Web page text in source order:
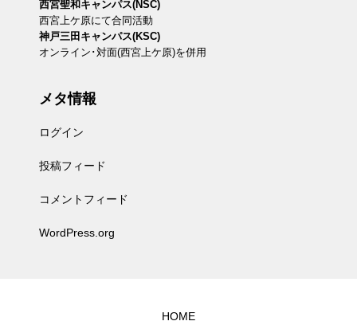
西宮聖和キャンパス(NSC)
西宮上ケ原にて合同活動
神戸三田キャンパス(KSC)
オンライン･対面(西宮上ケ原)を併用
メタ情報
ログイン
投稿フィード
コメントフィード
WordPress.org
HOME